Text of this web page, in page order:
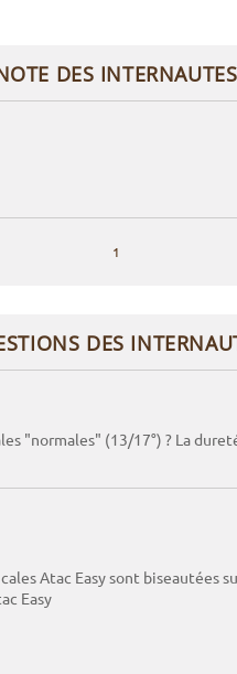
DES INTERNAUTES
1
DES
"normales" (13/17°) ? La
Atac Easy sont biseautées
Easy